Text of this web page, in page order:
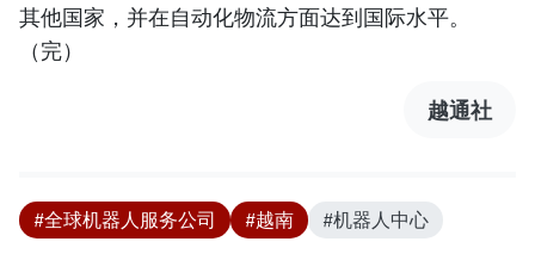
其他国家，并在自动化物流方面达到国际水平。
（完）
越通社
#全球机器人服务公司 #越南 #机器人中心